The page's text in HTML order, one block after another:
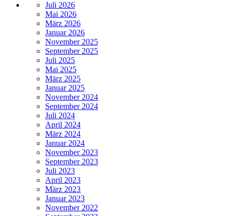
Juli 2026
Mai 2026
März 2026
Januar 2026
November 2025
September 2025
Juli 2025
Mai 2025
März 2025
Januar 2025
November 2024
September 2024
Juli 2024
April 2024
März 2024
Januar 2024
November 2023
September 2023
Juli 2023
April 2023
März 2023
Januar 2023
November 2022